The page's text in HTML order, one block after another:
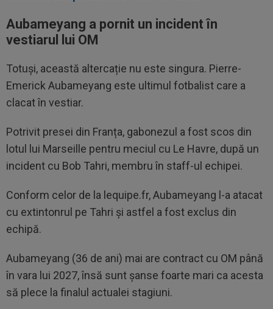
Aubameyang a pornit un incident în
vestiarul lui OM
Totuși, această altercație nu este singura. Pierre-
Emerick Aubameyang este ultimul fotbalist care a
clacat în vestiar.
Potrivit presei din Franța, gabonezul a fost scos din
lotul lui Marseille pentru meciul cu Le Havre, după un
incident cu Bob Tahri, membru în staff-ul echipei.
Conform celor de la lequipe.fr, Aubameyang l-a atacat
cu extintonrul pe Tahri și astfel a fost exclus din
echipă.
Aubameyang (36 de ani) mai are contract cu OM până
în vara lui 2027, însă sunt șanse foarte mari ca acesta
să plece la finalul actualei stagiuni.